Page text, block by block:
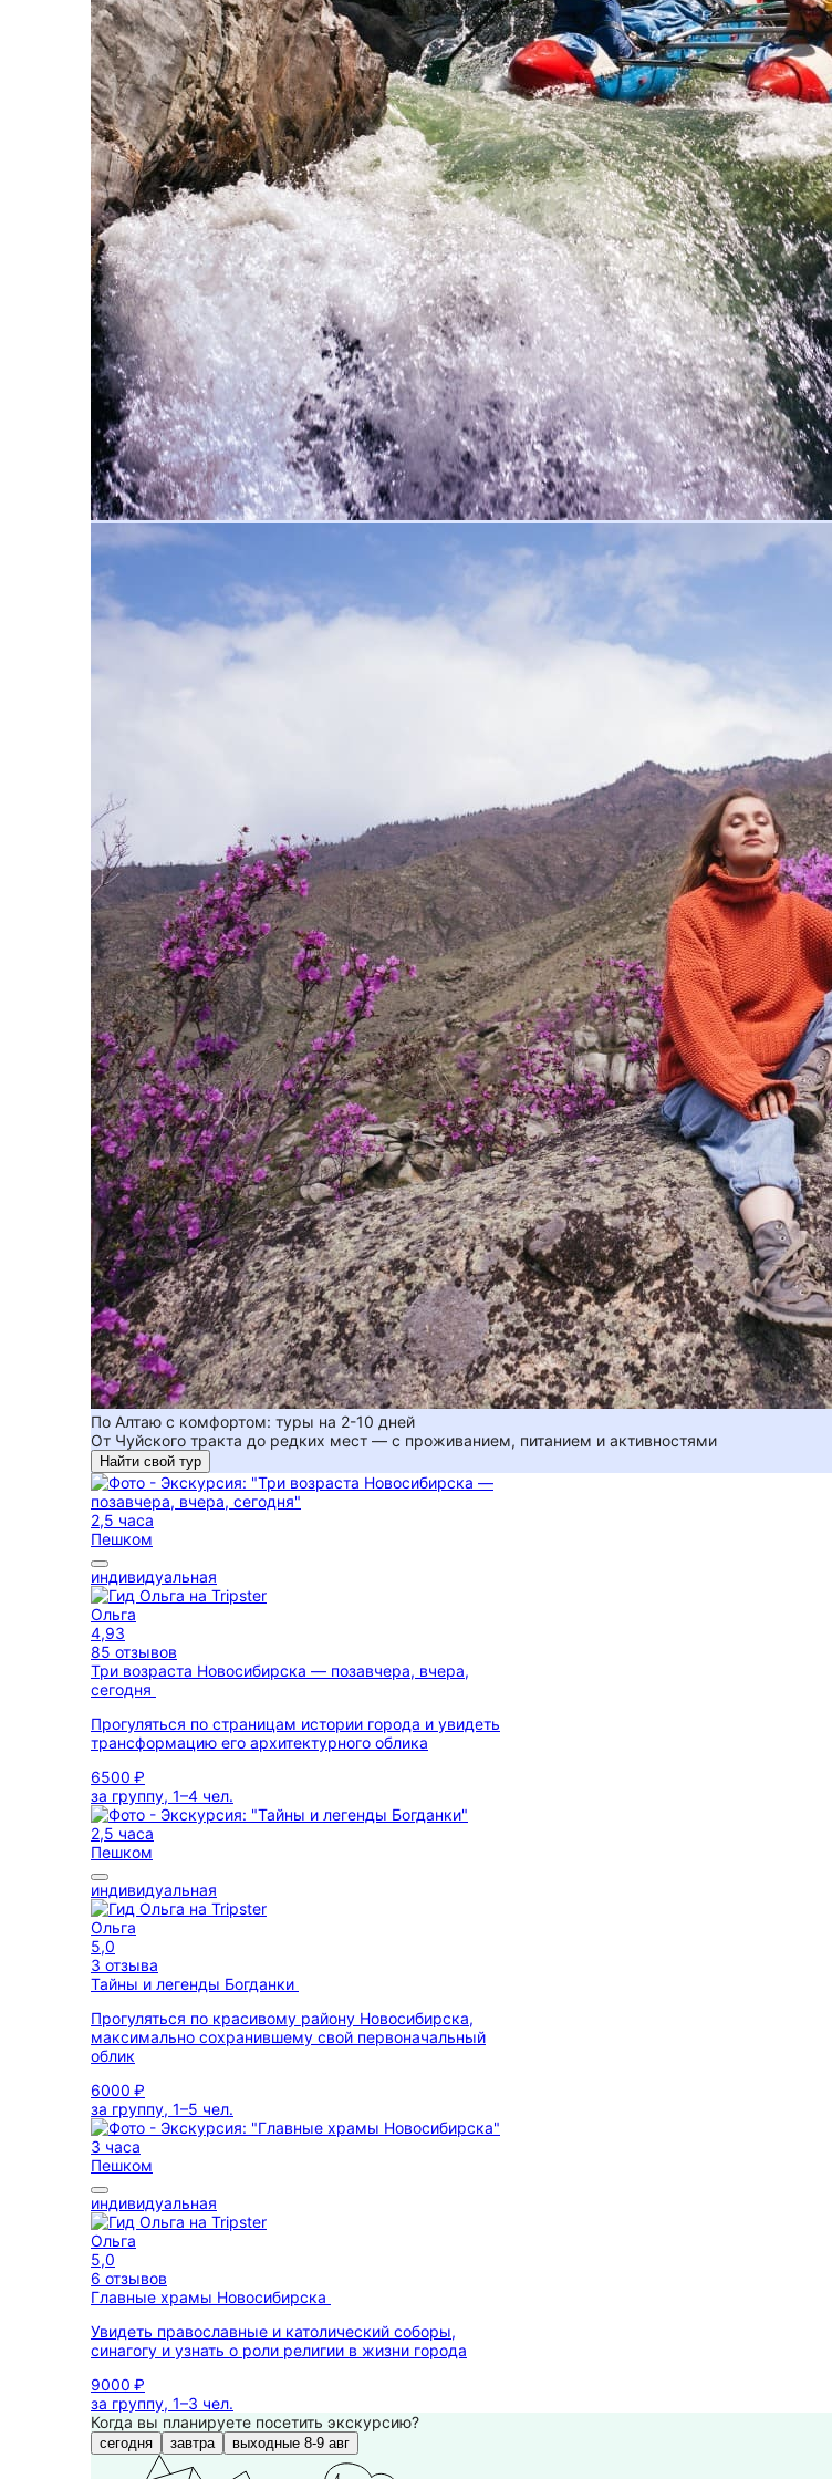
По Алтаю с комфортом: туры на 2-10 дней
От Чуйского тракта до редких мест — с проживанием, питанием и активностями
Найти свой тур
2,5 часа
Пешком
индивидуальная
Ольга
4,93
85 отзывов
Три возраста Новосибирска — позавчера, вчера,
сегодня
Прогуляться по страницам истории города и увидеть
трансформацию его архитектурного облика
6500 ₽
за группу, 1–4 чел.
2,5 часа
Пешком
индивидуальная
Ольга
5,0
3 отзыва
Тайны и легенды Богданки
Прогуляться по красивому району Новосибирска,
максимально сохранившему свой первоначальный
облик
6000 ₽
за группу, 1–5 чел.
3 часа
Пешком
индивидуальная
Ольга
5,0
6 отзывов
Главные храмы Новосибирска
Увидеть православные и католический соборы,
синагогу и узнать о роли религии в жизни города
9000 ₽
за группу, 1–3 чел.
Когда вы планируете посетить экскурсию?
сегодня завтра выходные 8-9 авг